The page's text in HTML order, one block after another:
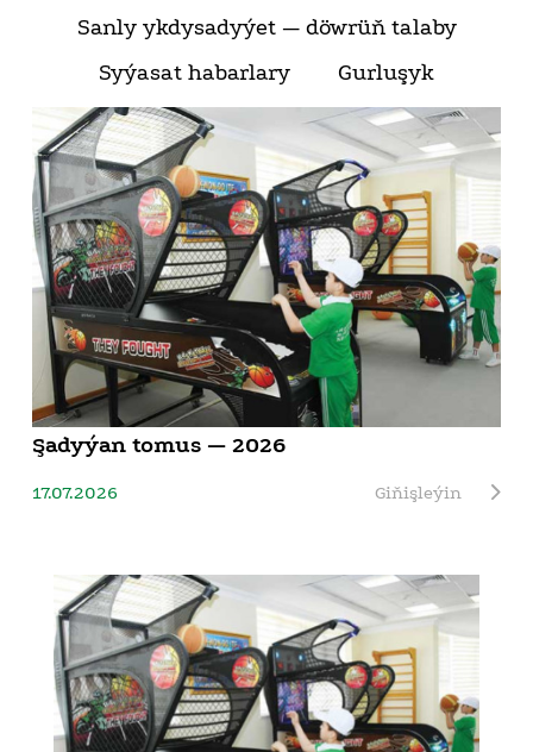
Sanly ykdysadyýet — döwrüň talaby
Syýasat habarlary
Gurluşyk
Şadyýan tomus — 2026
17.07.2026 Giňişleýin